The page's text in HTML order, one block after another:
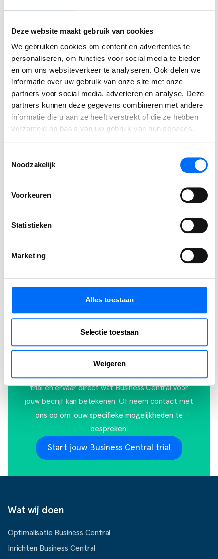
Deze website maakt gebruik van cookies
We gebruiken cookies om content en advertenties te
personaliseren, om functies voor social media te bieden
en om ons websiteverkeer te analyseren. Ook delen we
informatie over uw gebruik van onze site met onze
partners voor social media, adverteren en analyse. Deze
partners kunnen deze gegevens combineren met andere
informatie die u aan ze heeft verstrekt of die ze hebben
verzameld op basis van uw gebruik van hun services.
Noodzakelijk
Voorkeuren
Statistieken
Marketing
Alles toestaan
Selectie toestaan
Weigeren
Gerelateerde berichten
Podcast
SucceedIT Academy: hoe blijft kennis scherp
de keuzes en de resultaten van deze strategische stap naar
Ervaar zelf de kracht van
Business Central
Ontdek zelf hoe je processen stroomlijnt, sneller
trial en ervaar direct wat Business Central voor
jouw bedrijf kan betekenen. Of neem contact met
ons op om jouw specifieke mogelijkheden te
bespreken!
Start jouw Business Central trial
Wat wij doen
Optimalisatie Business Central
Inrichten Business Central